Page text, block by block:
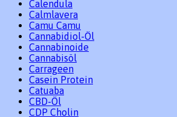
Calendula
Calmlavera
Camu Camu
Cannabidiol-Öl
Cannabinoide
Cannabisöl
Carrageen
Casein Protein
Catuaba
CBD-Öl
CDP Cholin